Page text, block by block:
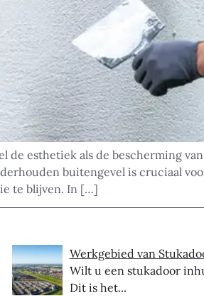
de esthetiek als de bescherming
buitengevel is cruciaal
te blijven. In […]
Werkgebied van
Wilt u een stukadoor
Dit is het...